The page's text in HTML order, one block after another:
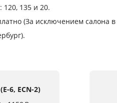
120, 135 и 20.
(За исключением салона в
6, ECN-2)